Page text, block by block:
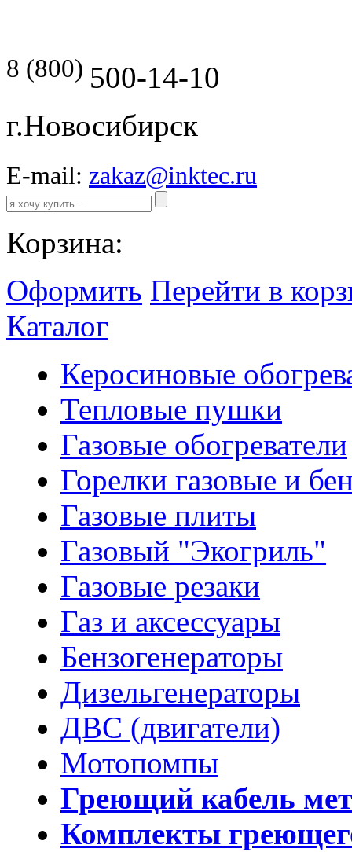
8 (800) 500-14-10
г.Новосибирск
E-mail: zakaz@inktec.ru
Корзина:
Оформить Перейти в
Каталог
Керосиновые
Тепловые пушки
Газовые обогреватели
Горелки газовые и
Газовые плиты
Газовый "Экогриль"
Газовые резаки
Газ и аксессуары
Бензогенераторы
Дизельгенераторы
ДВС (двигатели)
Мотопомпы
Греющий кабель
Комплекты